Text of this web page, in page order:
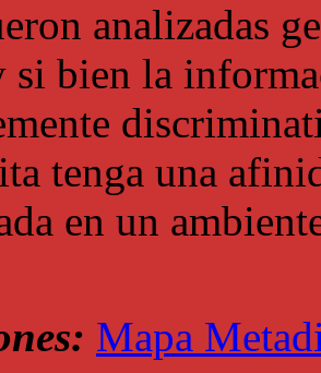
analizadas
si bien la
tenga una
en un
Mapa